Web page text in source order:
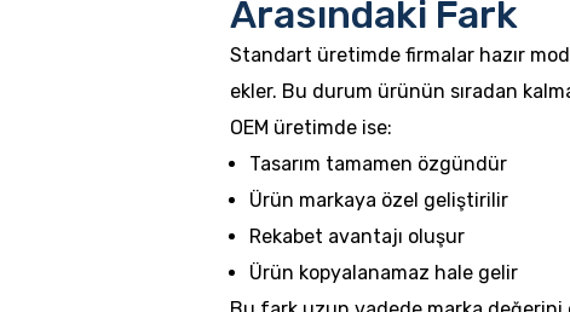
Arasındaki Fark
Standart üretimde firmalar hazır
ekler. Bu durum ürünün sıradan
OEM üretimde ise:
Tasarım tamamen özgündür
Ürün markaya özel geliştirilir
Rekabet avantajı oluşur
Ürün kopyalanamaz hale gelir